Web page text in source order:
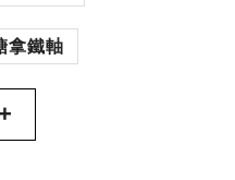
拿鐵軸
+